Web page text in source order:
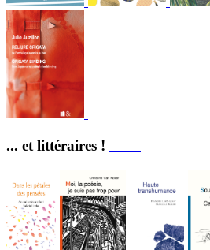
... et littéraires !